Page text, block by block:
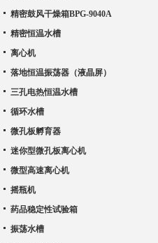
精密鼓风干燥箱BPG-9040A
精密恒温水槽
离心机
落地恒温振荡器（液晶屏）
三孔电热恒温水槽
循环水槽
微孔板孵育器
迷你型微孔板离心机
微型高速离心机
摇瓶机
药品稳定性试验箱
振荡水槽